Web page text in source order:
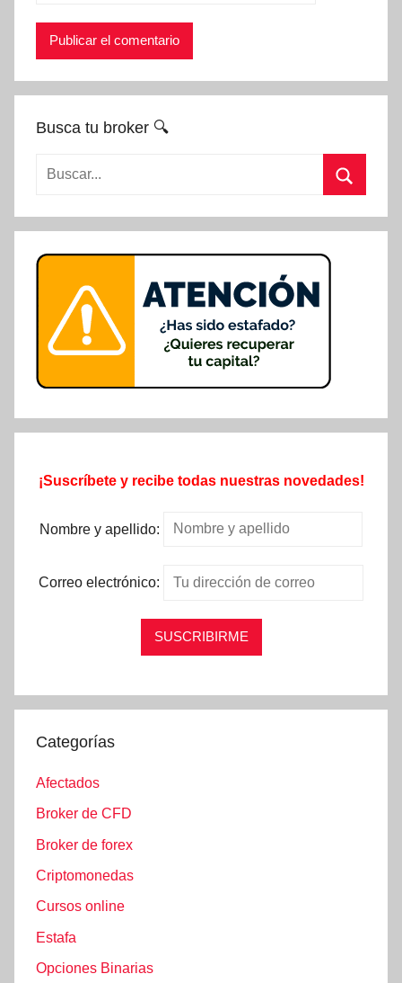
Busca tu broker 🔍
Buscar:
¡Suscríbete y recibe todas nuestras novedades!
Nombre y apellido:
Correo electrónico:
Categorías
Afectados
Broker de CFD
Broker de forex
Criptomonedas
Cursos online
Estafa
Opciones Binarias